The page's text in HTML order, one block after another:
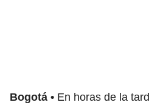
Bogotá
En horas de la